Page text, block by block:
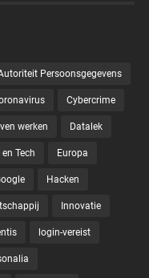
Persoonsgegevens
Cybercrime
werken Datalek
Tech Europa
Hacken
Innovatie
login-vereist